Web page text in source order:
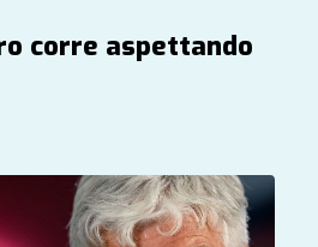
corre aspettando